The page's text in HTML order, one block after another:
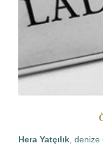
Hera Yatçılık ,